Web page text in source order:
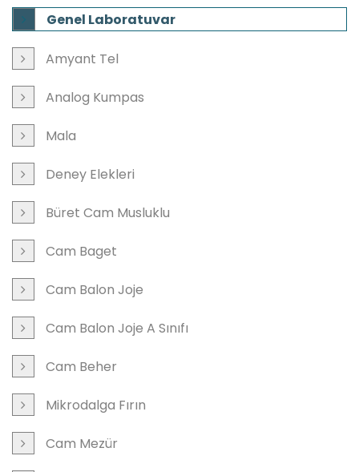
Genel Laboratuvar
Amyant Tel
Analog Kumpas
Mala
Deney Elekleri
Büret Cam Musluklu
Cam Baget
Cam Balon Joje
Cam Balon Joje A Sınıfı
Cam Beher
Mikrodalga Fırın
Cam Mezür